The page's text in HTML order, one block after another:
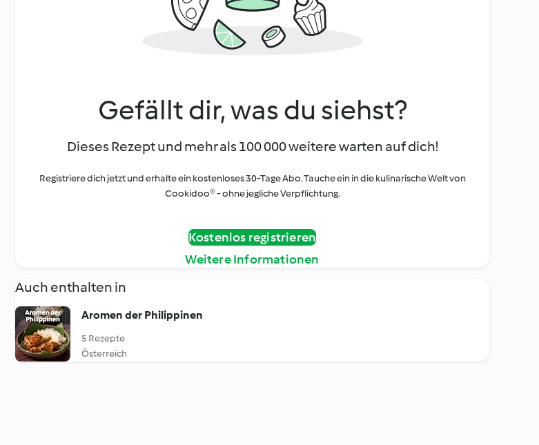
Gefällt dir, was du siehst?
Dieses Rezept und mehr als 100 000 weitere warten auf dich!
Registriere dich jetzt und erhalte ein kostenloses 30-Tage Abo. Tauche ein in die kulinarische Welt von
Cookidoo® - ohne jegliche Verpflichtung.
Kostenlos registrieren
Weitere Informationen
Auch enthalten in
Aromen der Philippinen
5 Rezepte
Österreich